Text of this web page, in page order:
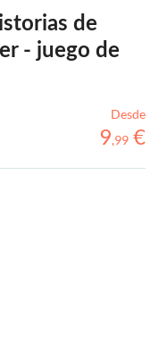
de
- juego de
Desde
9,99 €